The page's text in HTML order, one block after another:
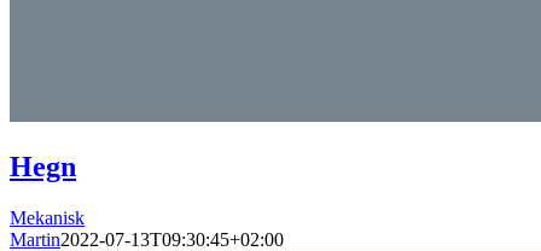
Hegn
Mekanisk
Martin2022-07-13T09:30:45+02:00